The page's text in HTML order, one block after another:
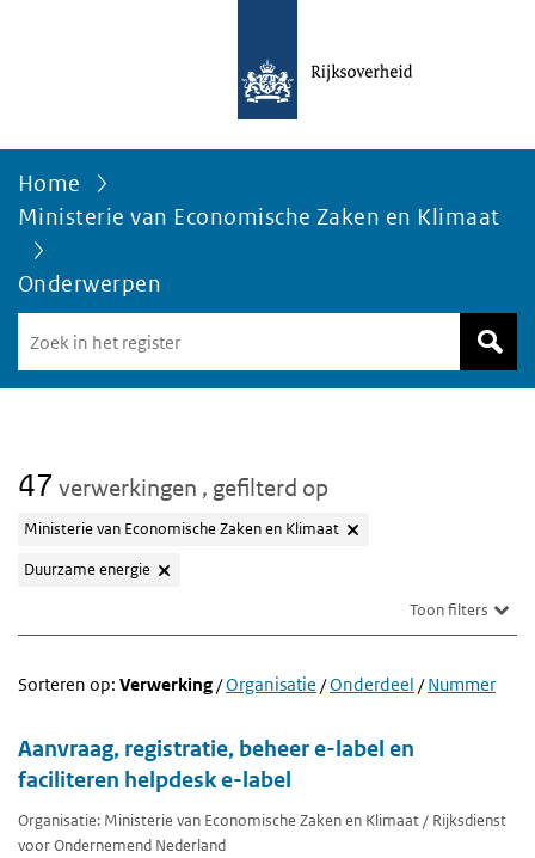
Home
Ministerie van Economische Zaken en Klimaat
Onderwerpen
in
het
47 verwerkingen , gefilterd op
Ministerie van Economische Zaken en Klimaat
Duurzame energie
Toon filters
Sorteren op: Verwerking/Organisatie /Onderdeel /Nummer
Aanvraag, registratie, beheer e-label en
faciliteren helpdesk e-label
Organisatie: Ministerie van Economische Zaken en Klimaat / Rijksdienst
voor Ondernemend Nederland